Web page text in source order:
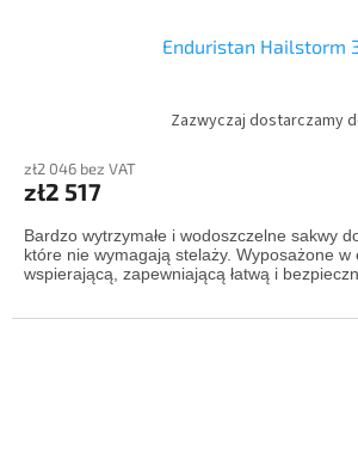
Enduristan Hailstorm
Zazwyczaj dostarczamy
zł2 046 bez VAT
zł2 517
Bardzo wytrzymałe i wodoszczelne sakwy
które nie wymagają stelaży. Wyposażone w
wspierającą, zapewniającą łatwą i